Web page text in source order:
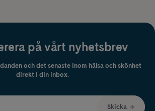
på vårt nyhetsbrev
och det senaste inom hälsa och skönhet
direkt i din inbox.
Skicka